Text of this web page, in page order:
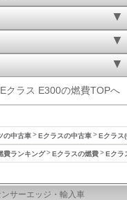
クラス E300の燃費TOPへ
の中古車 Eクラスの中古車 Eクラス
費ランキング Eクラスの燃費 Eクラ
ンサーエッジ・輸入車